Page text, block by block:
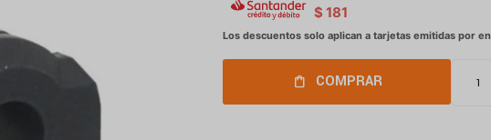
$ 181
COMPRAR